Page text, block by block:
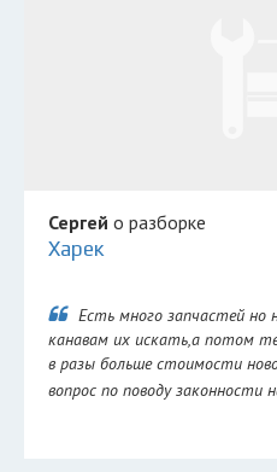
Сергей о разборке
Харек
Есть много запчастей но
канавам их искать,а потом
в разы больше стоимости
вопрос по поводу законности